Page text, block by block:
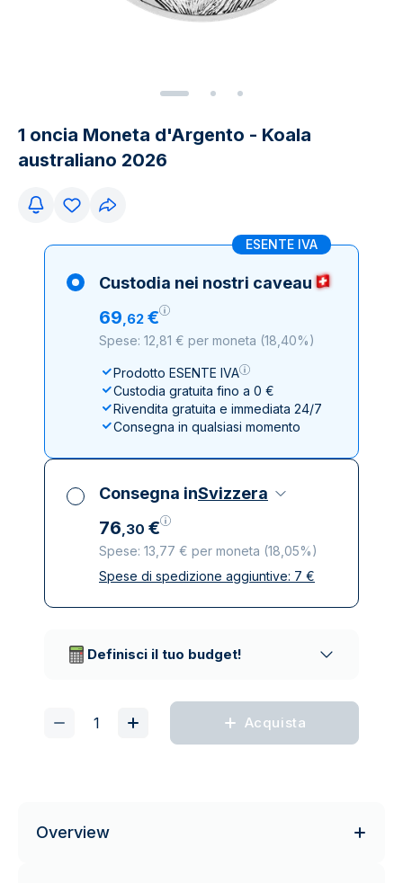
1 oncia Moneta d'Argento - Koala
australiano 2026
ESENTE IVA
Custodia nei nostri caveau
69,62 €
Spese: 12,81 € per moneta (18,40%)
Prodotto ESENTE IVA
Custodia gratuita fino a 0 €
Rivendita gratuita e immediata 24/7
Consegna in qualsiasi momento
Consegna inSvizzera
76,30 €
Spese: 13,77 € per moneta (18,05%)
Tutte le tasse incluse
Spese di spedizione aggiuntive: 7 €
Definisci il tuo budget!
Acquista
Overview